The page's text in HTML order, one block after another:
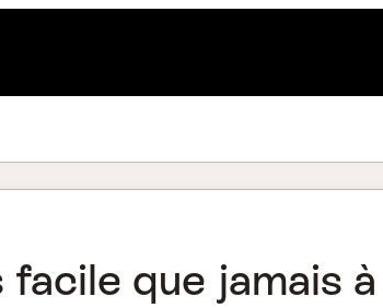
facile que jamais